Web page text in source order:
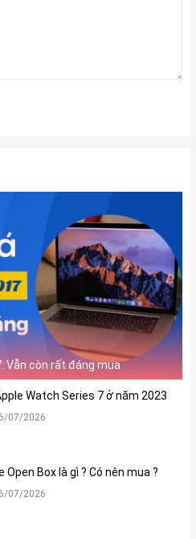
Vẫn còn rất đáng mua
Watch Series 7 ở năm 2023
07/2026
Open Box là gì ? Có nên mua ?
07/2026